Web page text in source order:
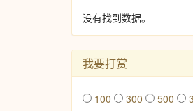
没有找到数据。
我要打赏
100 300 500